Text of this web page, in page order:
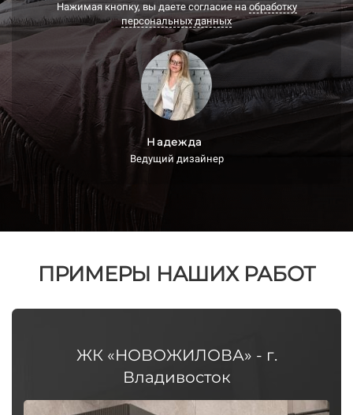
Нажимая кнопку, вы даете согласие наобработку
персональных данных
Надежда
Ведущий дизайнер
ПРИМЕРЫ НАШИХ РАБОТ
ЖК «НОВОЖИЛОВА» - г.
Владивосток